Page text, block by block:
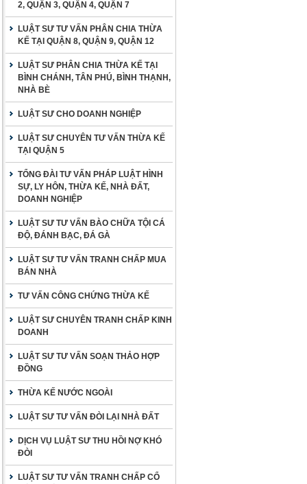
2, QUẬN 3, QUẬN 4, QUẬN 7
LUẬT SƯ TƯ VẤN PHÂN CHIA THỪA
KẾ TẠI QUẬN 8, QUẬN 9, QUẬN 12
LUẬT SƯ PHÂN CHIA THỪA KẾ TẠI
BÌNH CHÁNH, TÂN PHÚ, BÌNH THẠNH,
NHÀ BÈ
LUẬT SƯ CHO DOANH NGHIỆP
LUẬT SƯ CHUYÊN TƯ VẤN THỪA KẾ
TẠI QUẬN 5
TỔNG ĐÀI TƯ VẤN PHÁP LUẬT HÌNH
SỰ, LY HÔN, THỪA KẾ, NHÀ ĐẤT,
DOANH NGHIỆP
LUẬT SƯ TƯ VẤN BÀO CHỮA TỘI CÁ
ĐỘ, ĐÁNH BẠC, ĐÁ GÀ
LUẬT SƯ TƯ VẤN TRANH CHẤP MUA
BÁN NHÀ
TƯ VẤN CÔNG CHỨNG THỪA KẾ
LUẬT SƯ CHUYÊN TRANH CHẤP KINH
DOANH
LUẬT SƯ TƯ VẤN SOẠN THẢO HỢP
ĐỒNG
THỪA KẾ NƯỚC NGOÀI
LUẬT SƯ TƯ VẤN ĐÒI LẠI NHÀ ĐẤT
DỊCH VỤ LUẬT SƯ THU HỒI NỢ KHÓ
ĐÒI
LUẬT SƯ TƯ VẤN TRANH CHẤP CỔ